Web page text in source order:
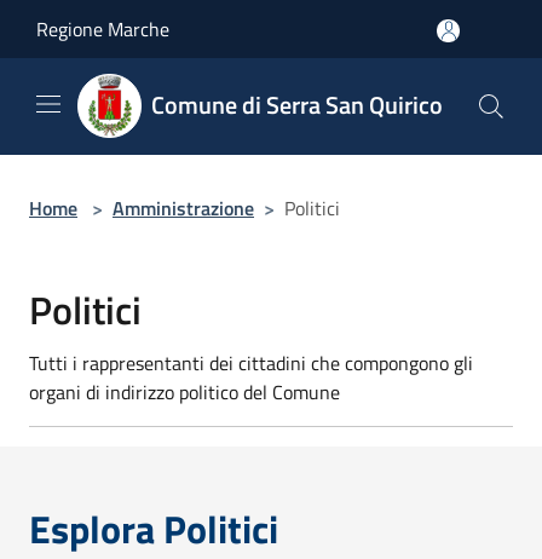
Regione Marche
Comune di Serra San Quirico
Home > Amministrazione > Politici
Politici
Tutti i rappresentanti dei cittadini che compongono gli
organi di indirizzo politico del Comune
Esplora Politici